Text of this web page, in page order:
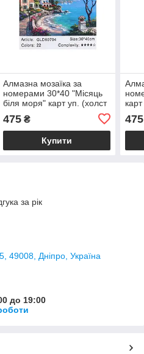
Алмазна мозаїка за
номерами 30*40 "Місяць
біля моря" карт уп. (холст
475₴
Купити
475
за рік
49008, Дніпро, Україна
до 19:00